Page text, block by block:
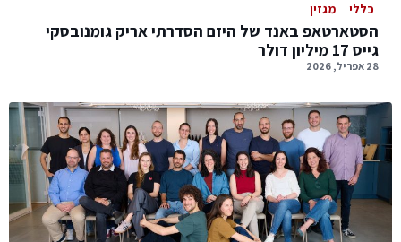
כללי מגזין
הסטארטאפ באנד של היזם הסדרתי אריק גומנובסקי
גייס 17 מיליון דולר
28 אפריל, 2026